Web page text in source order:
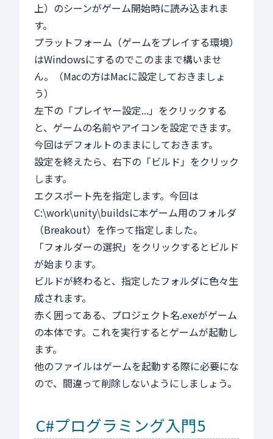
上）のシーンがゲーム開始時に読み込まれま
す。
プラットフォーム（ゲームをプレイする環境）
はWindowsにするのでこのままで構いませ
ん。（Macの方はMacに設定しておきましょ
う）
左下の「プレイヤー設定...」をクリックする
と、ゲームの名前やアイコンを設定できます。
今回はデフォルトのままにしておきます。
設定を終えたら、右下の「ビルド」をクリック
します。
エクスポート先を指定します。今回は
C:\work\unity\buildsに本ゲーム用のフォルダ
（Breakout）を作って指定しました。
「フォルダーの選択」をクリックするとビルド
が始まります。
ビルドが終わると、指定したフォルダに色々生
成されます。
赤く囲ってある、プロジェクト名.exeがゲーム
の本体です。これを実行するとゲームが起動し
ます。
他のファイルはゲームを起動する際に必要にな
ので、間違って削除しないようにしましょう。
C#プログラミング入門5